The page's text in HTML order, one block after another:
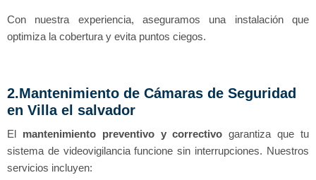
Con nuestra experiencia, aseguramos una instalación que
optimiza la cobertura y evita puntos ciegos.
2.Mantenimiento de Cámaras de Seguridad
en Villa el salvador
El mantenimiento preventivo y correctivo garantiza que tu
sistema de videovigilancia funcione sin interrupciones. Nuestros
servicios incluyen: